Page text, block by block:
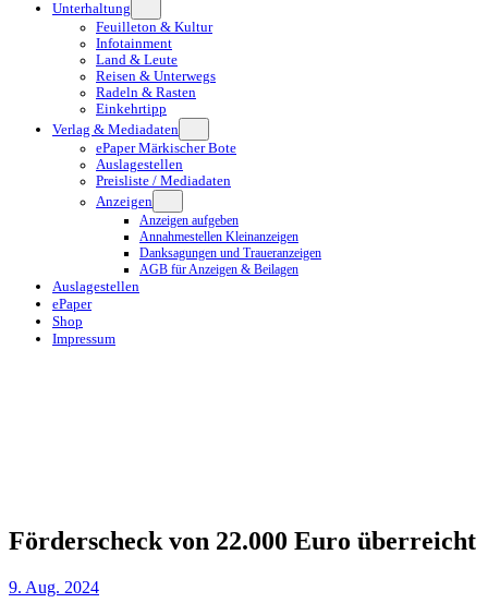
Unterhaltung
Feuilleton & Kultur
Infotainment
Land & Leute
Reisen & Unterwegs
Radeln & Rasten
Einkehrtipp
Verlag & Mediadaten
ePaper Märkischer Bote
Auslagestellen
Preisliste / Mediadaten
Anzeigen
Anzeigen aufgeben
Annahmestellen Kleinanzeigen
Danksagungen und Traueranzeigen
AGB für Anzeigen & Beilagen
Auslagestellen
ePaper
Shop
Impressum
Förderscheck von 22.000 Euro überreicht
9. Aug. 2024